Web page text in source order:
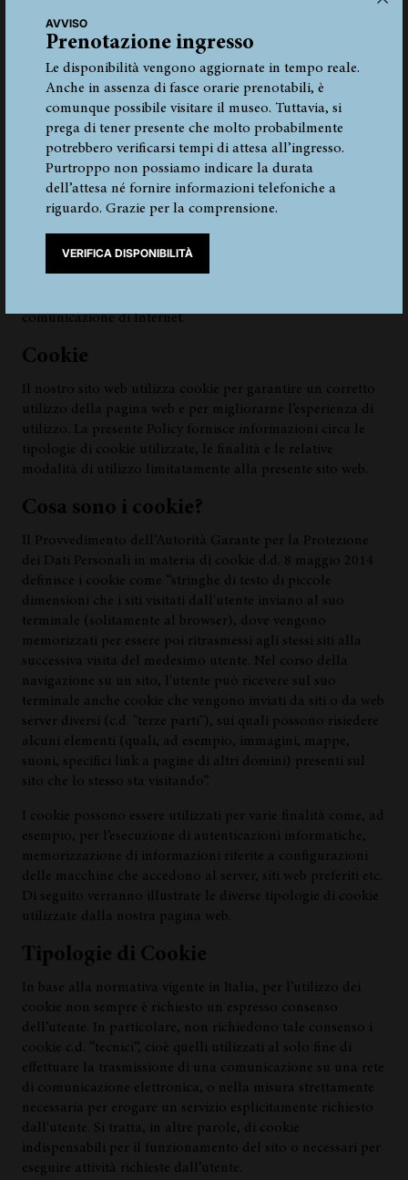
I dati di contatto del Responsabile della protezione dei dati
(DPO – Data Protection Officer) sono i seguenti:
Compliance Consulting S.r.l.
P.IVA: 03180850210
Italia Bolzano/Bozen Vicolo della Parrocchia n. 3
Numero telefonico:+39392 9438452
Indirizzi e-mail:andrea.avanzo@com-co.it-
comco@legalmail.it
informazioni necessarie per consentire una corretta e sicura
esperienza di navigazione, si pensi ad esempio agli indirizzi
IP, MAC address, nomi a dominio dei computer utilizzati
dagli utenti che si connettono al sito, e ogni altra
comunicazione di Internet.
Cookie
Il nostro sito web utilizza cookie per garantire un corretto
utilizzo della pagina web e per migliorarne l’esperienza di
utilizzo. La presente Policy fornisce informazioni circa le
tipologie di cookie utilizzate, le finalità e le relative
modalità di utilizzo limitatamente alla presente sito web.
Cosa sono i cookie?
Il Provvedimento dell’Autorità Garante per la Protezione
dei Dati Personali in materia di cookie d.d. 8 maggio 2014
definisce i cookie come “stringhe di testo di piccole
dimensioni che i siti visitati dall'utente inviano al suo
terminale (solitamente al browser), dove vengono
memorizzati per essere poi ritrasmessi agli stessi siti alla
successiva visita del medesimo utente. Nel corso della
navigazione su un sito, l'utente può ricevere sul suo
terminale anche cookie che vengono inviati da siti o da web
server diversi (c.d. "terze parti"), sui quali possono risiedere
alcuni elementi (quali, ad esempio, immagini, mappe,
suoni, specifici link a pagine di altri domini) presenti sul
sito che lo stesso sta visitando”.
I cookie possono essere utilizzati per varie finalità come, ad
esempio, per l’esecuzione di autenticazioni informatiche,
memorizzazione di informazioni riferite a configurazioni
delle macchine che accedono al server, siti web preferiti etc.
Di seguito verranno illustrate le diverse tipologie di cookie
utilizzate dalla nostra pagina web.
Tipologie di Cookie
In base alla normativa vigente in Italia, per l’utilizzo dei
cookie non sempre è richiesto un espresso consenso
dell’utente. In particolare, non richiedono tale consenso i
cookie c.d. “tecnici”, cioè quelli utilizzati al solo fine di
effettuare la trasmissione di una comunicazione su una rete
di comunicazione elettronica, o nella misura strettamente
necessaria per erogare un servizio esplicitamente richiesto
dall'utente. Si tratta, in altre parole, di cookie
indispensabili per il funzionamento del sito o necessari per
eseguire attività richieste dall’utente.
AVVISO
Prenotazione ingresso
Le disponibilità vengono aggiornate in tempo reale.
Anche in assenza di fasce orarie prenotabili, è
comunque possibile visitare il museo. Tuttavia, si
prega di tener presente che molto probabilmente
potrebbero verificarsi tempi di attesa all’ingresso.
Purtroppo non possiamo indicare la durata
dell’attesa né fornire informazioni telefoniche a
riguardo. Grazie per la comprensione.
VERIFICA DISPONIBILITÀ